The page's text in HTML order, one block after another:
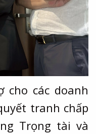
cho các doanh
tranh chấp
Trọng tài và